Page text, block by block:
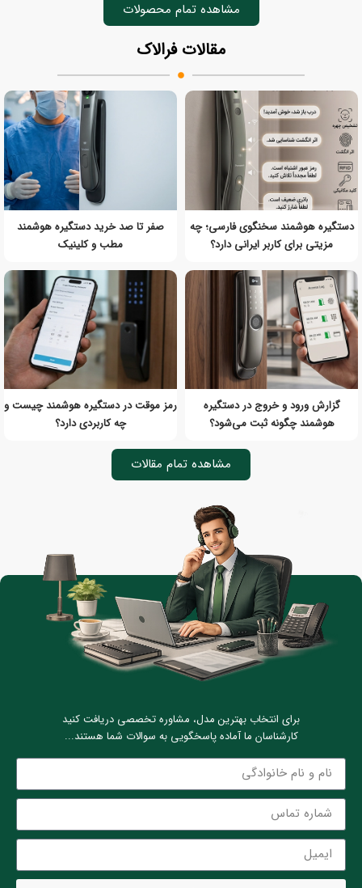
مشاهده تمام محصولات
مقالات فرالاک
دستگیره هوشمند سخنگوی فارسی؛ چه
مزیتی برای کاربر ایرانی دارد؟
صفر تا صد خرید دستگیره هوشمند
مطب و کلینیک
گزارش ورود و خروج در دستگیره
هوشمند چگونه ثبت می‌شود؟
رمز موقت در دستگیره هوشمند چیست و
چه کاربردی دارد؟
مشاهده تمام مقالات
برای انتخاب بهترین مدل، مشاوره تخصصی دریافت کنید
کارشناسان ما آماده پاسخگویی به سوالات شما هستند...